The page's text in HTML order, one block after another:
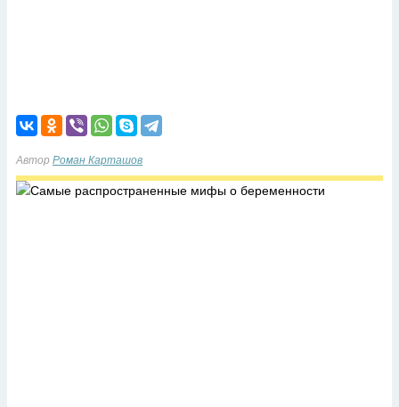
Автор Роман Карташов